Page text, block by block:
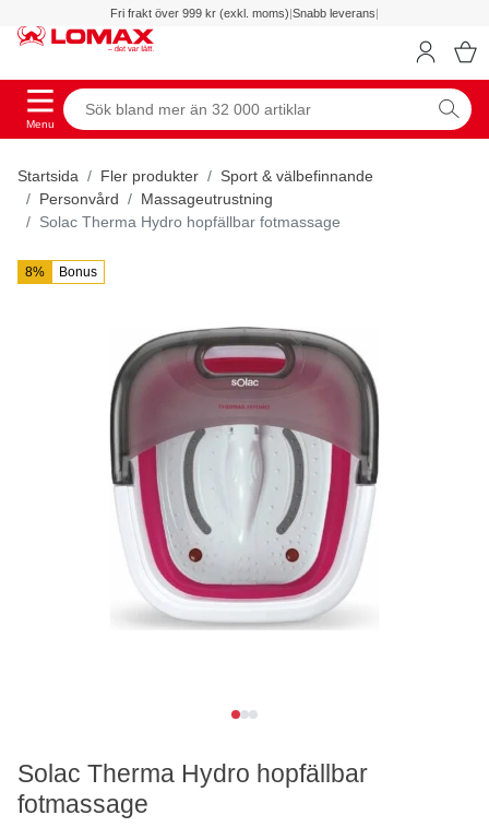
Fri frakt över 999 kr (exkl. moms)|Snabb leverans|
Menu
Startsida Fler produkter
Sport & välbefinnande
Personvård
Massageutrustning
Solac Therma Hydro hopfällbar fotmassage
8% Bonus
Solac Therma Hydro hopfällbar
fotmassage